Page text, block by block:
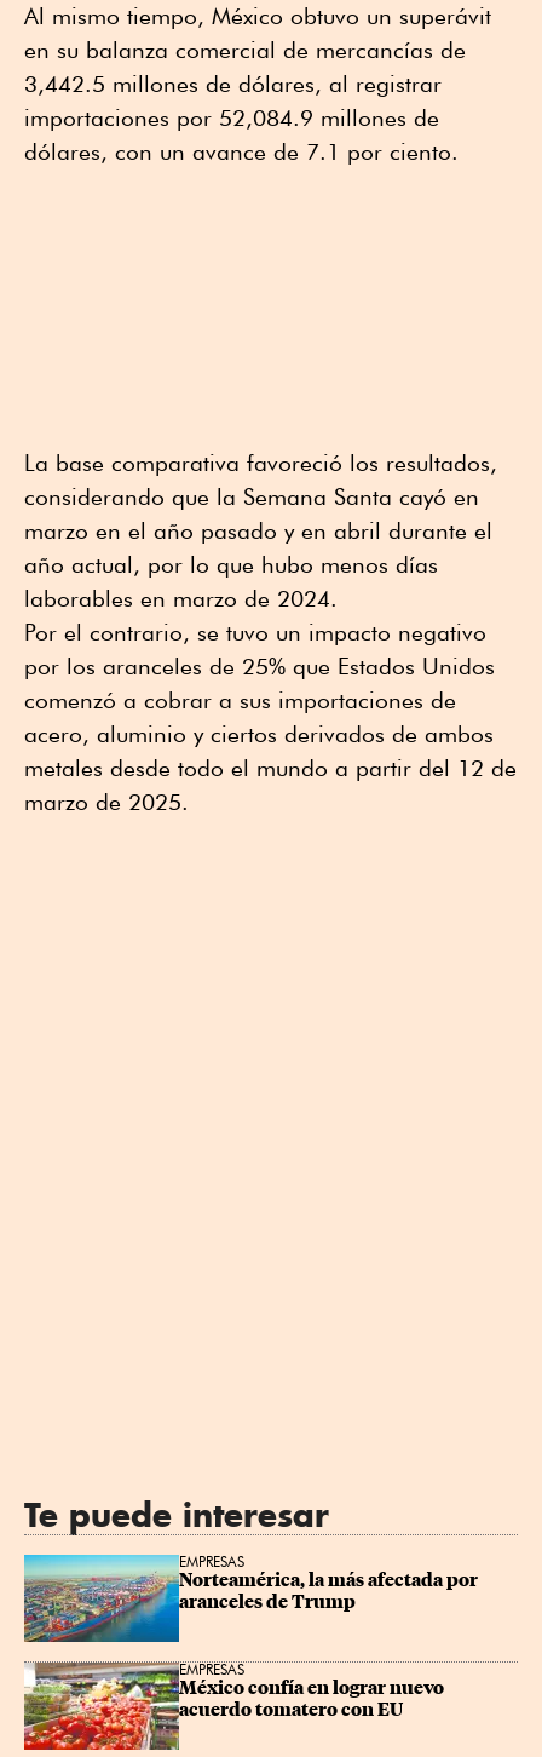
Al mismo tiempo, México obtuvo un superávit
en su balanza comercial de mercancías de
3,442.5 millones de dólares, al registrar
importaciones por 52,084.9 millones de
dólares, con un avance de 7.1 por ciento.
La base comparativa favoreció los resultados,
considerando que la Semana Santa cayó en
marzo en el año pasado y en abril durante el
año actual, por lo que hubo menos días
laborables en marzo de 2024.
Por el contrario, se tuvo un impacto negativo
por los aranceles de 25% que Estados Unidos
comenzó a cobrar a sus importaciones de
acero, aluminio y ciertos derivados de ambos
metales desde todo el mundo a partir del 12 de
marzo de 2025.
Te puede interesar
EMPRESAS
Norteamérica, la más afectada por
aranceles de Trump
EMPRESAS
México confía en lograr nuevo
acuerdo tomatero con EU